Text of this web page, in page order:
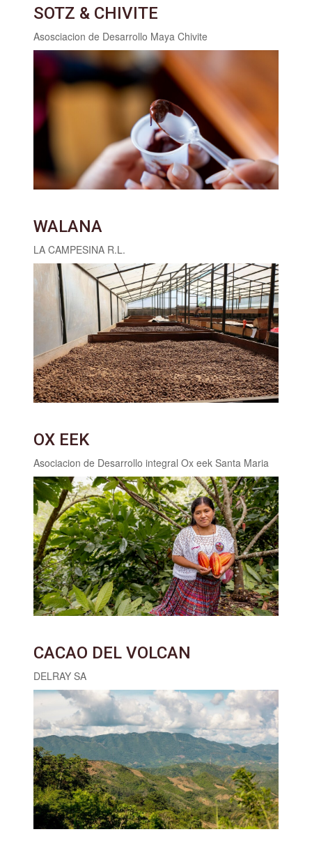
SOTZ & CHIVITE
Asosciacion de Desarrollo Maya Chivite
WALANA
LA CAMPESINA R.L.
OX EEK
Asociacion de Desarrollo integral Ox eek Santa Maria
CACAO DEL VOLCAN
DELRAY SA